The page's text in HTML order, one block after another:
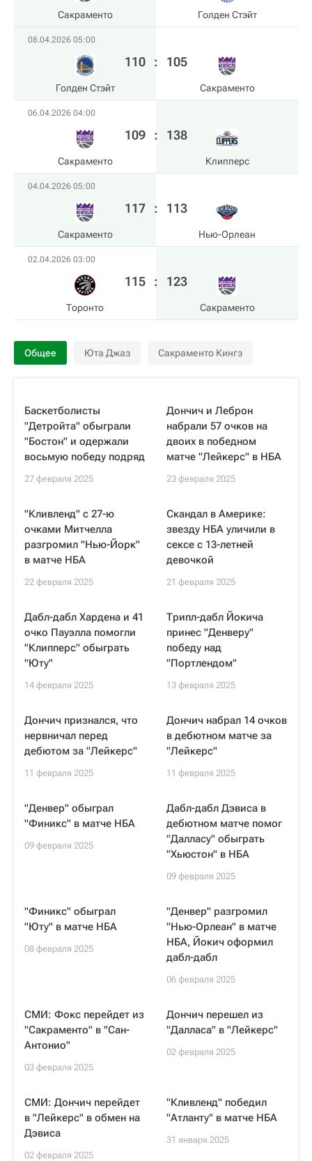
Сакраменто Голден Стэйт
08.04.2026 05:00
Голден Стэйт
110 : 105
Сакраменто
06.04.2026 04:00
Сакраменто
109 : 138
Клипперс
04.04.2026 05:00
Сакраменто
117 : 113
Нью-Орлеан
02.04.2026 03:00
Торонто
115 : 123
Сакраменто
Общее Юта Джаз Сакраменто Кингз
Баскетболисты
"Детройта" обыграли
"Бостон" и одержали
восьмую победу подряд
27 февраля 2025
Дончич и Леброн
набрали 57 очков на
двоих в победном
матче "Лейкерс" в НБА
23 февраля 2025
"Кливленд" с 27-ю
очками Митчелла
разгромил "Нью-Йорк"
в матче НБА
22 февраля 2025
Скандал в Америке:
звезду НБА уличили в
сексе с 13-летней
девочкой
21 февраля 2025
Дабл-дабл Хардена и 41
очко Пауэлла помогли
"Клипперс" обыграть
"Юту"
14 февраля 2025
Трипл-дабл Йокича
принес "Денверу"
победу над
"Портлендом"
13 февраля 2025
Дончич признался, что
нервничал перед
дебютом за "Лейкерс"
11 февраля 2025
Дончич набрал 14 очков
в дебютном матче за
"Лейкерс"
11 февраля 2025
"Денвер" обыграл
"Финикс" в матче НБА
09 февраля 2025
Дабл-дабл Дэвиса в
дебютном матче помог
"Далласу" обыграть
"Хьюстон" в НБА
09 февраля 2025
"Финикс" обыграл
"Юту" в матче НБА
08 февраля 2025
"Денвер" разгромил
"Нью-Орлеан" в матче
НБА, Йокич оформил
дабл-дабл
06 февраля 2025
СМИ: Фокс перейдет из
"Сакраменто" в "Сан-
Антонио"
03 февраля 2025
Дончич перешел из
"Далласа" в "Лейкерс"
02 февраля 2025
СМИ: Дончич перейдет
в "Лейкерс" в обмен на
Дэвиса
02 февраля 2025
"Кливленд" победил
"Атланту" в матче НБА
31 января 2025